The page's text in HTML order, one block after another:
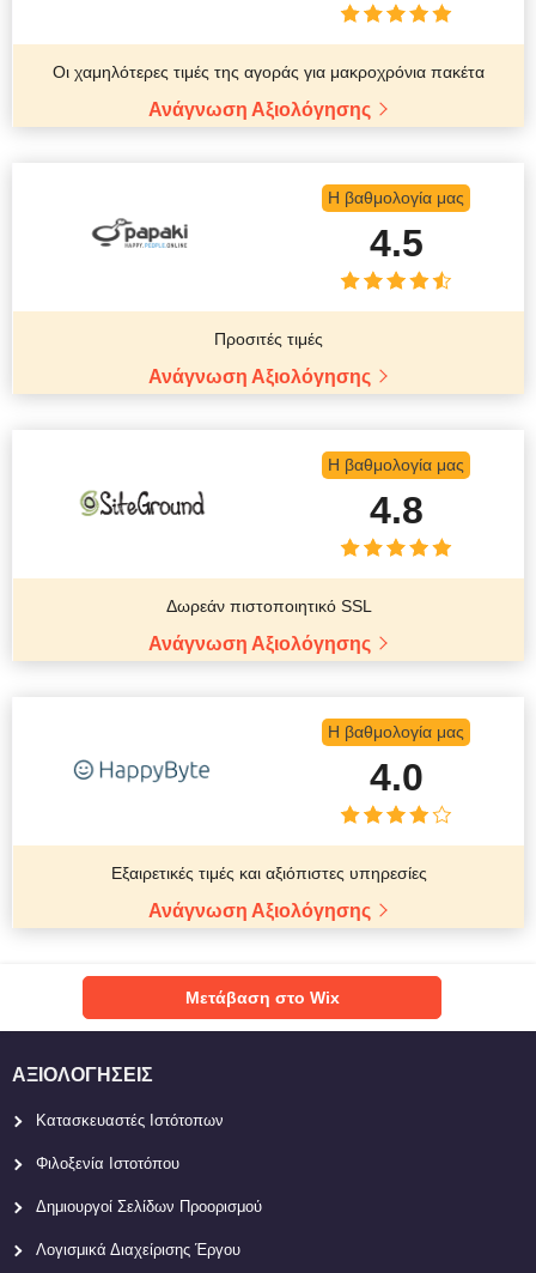
Οι χαμηλότερες τιμές της αγοράς για μακροχρόνια πακέτα
Ανάγνωση Αξιολόγησης
Η βαθμολογία μας
4.5
Προσιτές τιμές
Ανάγνωση Αξιολόγησης
Η βαθμολογία μας
4.8
Δωρεάν πιστοποιητικό SSL
Ανάγνωση Αξιολόγησης
Η βαθμολογία μας
4.0
Εξαιρετικές τιμές και αξιόπιστες υπηρεσίες
Ανάγνωση Αξιολόγησης
Μετάβαση στο Wix
ΑΞΙΟΛΟΓΉΣΕΙΣ
Κατασκευαστές Ιστότοπων
Φιλοξενία Ιστοτόπου
Δημιουργοί Σελίδων Προορισμού
Λογισμικά Διαχείρισης Έργου